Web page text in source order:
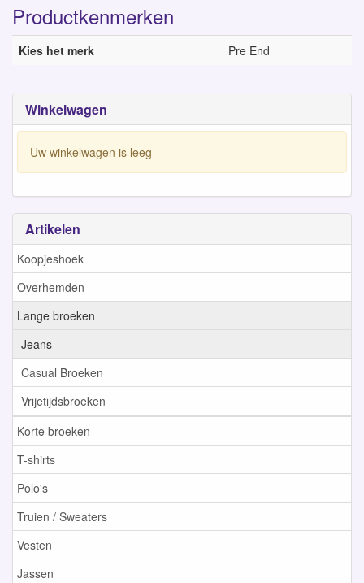
Winkelwagen
Uw winkelwagen is leeg
Artikelen
Koopjeshoek
Overhemden
Lange broeken
Jeans
Casual Broeken
Vrijetijdsbroeken
Korte broeken
T-shirts
Polo's
Truien / Sweaters
Vesten
Jassen
Productkenmerken
Kies het merk Pre End